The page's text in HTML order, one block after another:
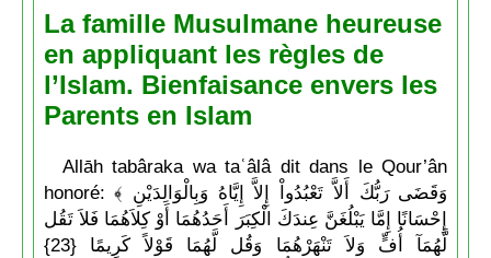
La famille Musulmane heureuse
en appliquant les règles de
l’Islam. Bienfaisance envers les
Parents en Islam
Allāh tabâraka wa taʿâlâ dit dans le Qour’ân
honoré: ﴾ وَقَضَى رَبُّكَ أَلاَّ تَعْبُدُواْ إِلاَّ إِيَّاهُ وَبِالْوَالِدَيْنِ
إِحْسَانًا إِمَّا يَبْلُغَنَّ عِندَكَ الْكِبَرَ أَحَدُهُمَا أَوْ كِلاَهُمَا فَلاَ تَقُل
لَّهُمَآ أُفٍّ وَلاَ تَنْهَرْهُمَا وَقُل لَّهُمَا قَوْلاً كَرِيمًا {23}